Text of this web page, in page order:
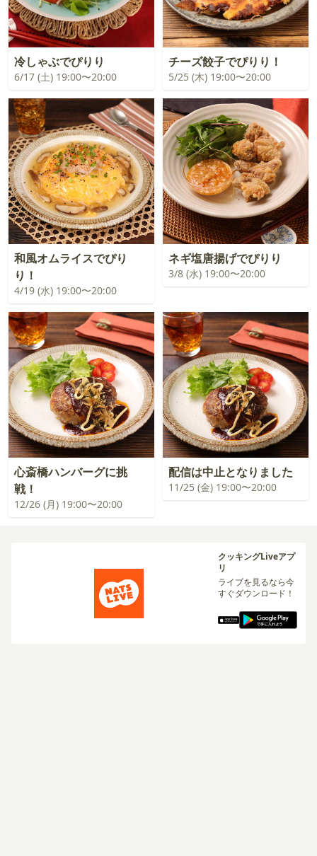
冷しゃぶでぴりり
6/17 (土) 19:00〜20:00
チーズ餃子でぴりり！
5/25 (木) 19:00〜20:00
和風オムライスでぴり
り！
4/19 (水) 19:00〜20:00
ネギ塩唐揚げでぴりり
3/8 (水) 19:00〜20:00
心斎橋ハンバーグに挑
戦！
12/26 (月) 19:00〜20:00
配信は中止となりました
11/25 (金) 19:00〜20:00
クッキングLiveアプ
リ
ライブを見るなら今
すぐダウンロード！